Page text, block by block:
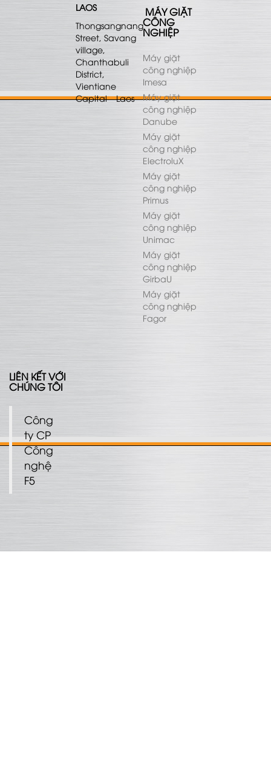
LAOS
Thongsangnang
Street, Savang
village,
Chanthabuli
District,
Vientiane
Capital – Laos
MÁY GIẶT
CÔNG
NGHIỆP
Máy giặt
công nghiệp
Imesa
Máy giặt
công nghiệp
Danube
Máy giặt
công nghiệp
ElectroluX
Máy giặt
công nghiệp
Primus
Máy giặt
công nghiệp
Unimac
Máy giặt
công nghiệp
GirbaU
Máy giặt
công nghiệp
Fagor
LIÊN KẾT VỚI
CHÚNG TÔI
Công
ty CP
Công
nghệ
F5